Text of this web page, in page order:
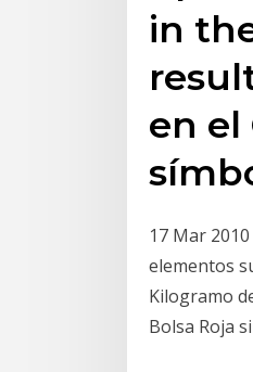
in
en el
17 Mar
elementos
Kilogramo
Bolsa Roja